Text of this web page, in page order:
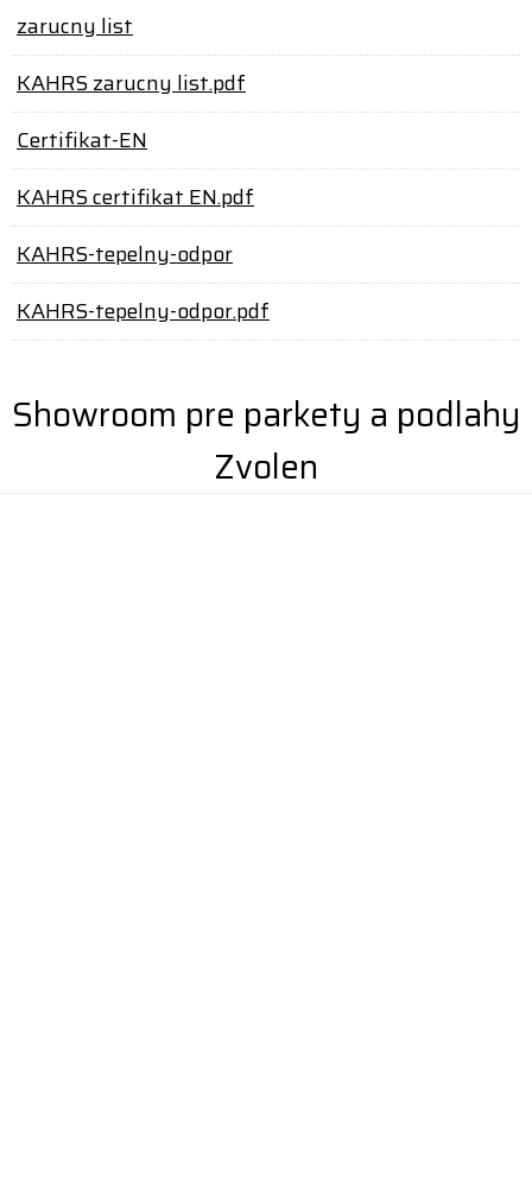
zarucny list
KAHRS zarucny list.pdf
Certifikat-EN
KAHRS certifikat EN.pdf
KAHRS-tepelny-odpor
KAHRS-tepelny-odpor.pdf
Showroom pre parkety a podlahy
Zvolen